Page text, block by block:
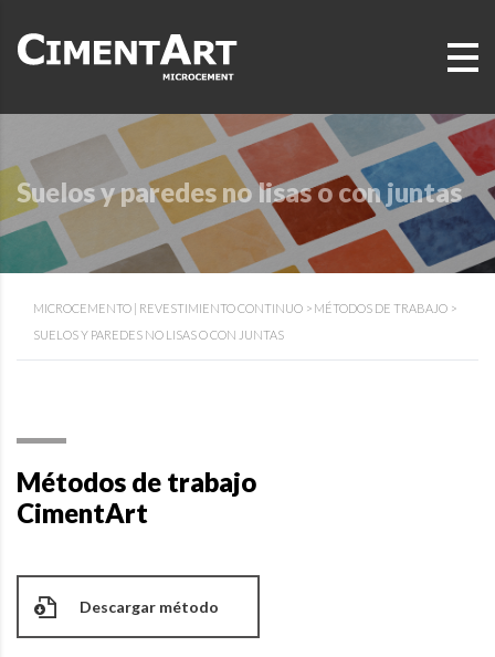
Suelos y paredes no lisas o con juntas
MICROCEMENTO | REVESTIMIENTO CONTINUO > MÉTODOS DE TRABAJO >
SUELOS Y PAREDES NO LISAS O CON JUNTAS
Métodos de trabajo
CimentArt
Descargar método